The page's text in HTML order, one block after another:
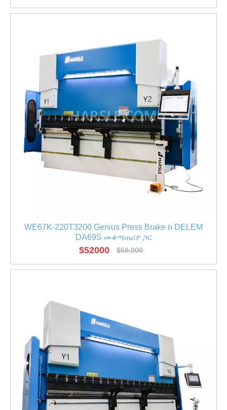
WE67K-220T3200 Genius Press Brake ከ DELEM
DA69S መቆጣጠሪያ ጋር
$52000 $58,000